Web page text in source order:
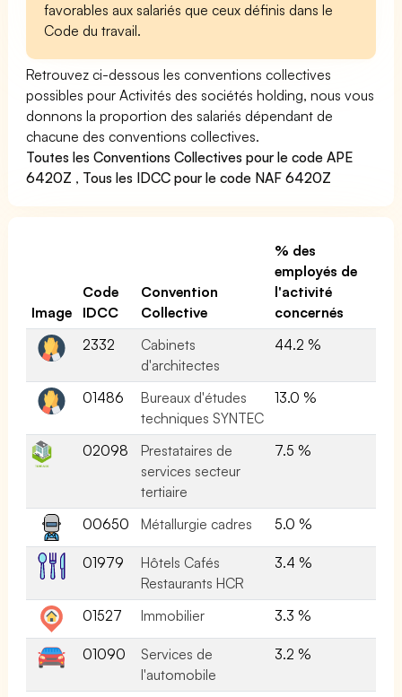
favorables aux salariés que ceux définis dans le
Code du travail.
Retrouvez ci-dessous les conventions collectives
possibles pour Activités des sociétés holding, nous vous
donnons la proportion des salariés dépendant de
chacune des conventions collectives.
Toutes les Conventions Collectives pour le code APE
6420Z , Tous les IDCC pour le code NAF 6420Z
Image
Code
IDCC
Convention
Collective
% des
employés de
l'activité
concernés
2332
Cabinets
d'architectes
44.2 %
01486
Bureaux d'études
techniques SYNTEC
13.0 %
02098
Prestataires de
services secteur
tertiaire
7.5 %
00650 Métallurgie cadres 5.0 %
01979
Hôtels Cafés
Restaurants HCR
3.4 %
01527 Immobilier 3.3 %
01090
Services de
l'automobile
3.2 %